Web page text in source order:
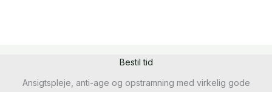
Bestil tid
Ansigtspleje, anti-age og opstramning med virkelig gode